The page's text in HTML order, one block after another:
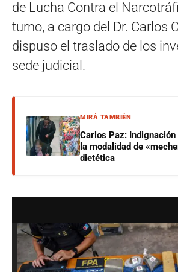
de Lucha Contra el
turno, a cargo del Dr. Carlos
dispuso el traslado de los
sede judicial.
MIRÁ TAMBIÉN
Carlos Paz:
la modalidad de
dietética